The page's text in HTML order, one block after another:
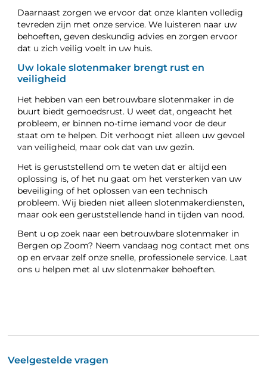
Daarnaast zorgen we ervoor dat onze klanten volledig
tevreden zijn met onze service. We luisteren naar uw
behoeften, geven deskundig advies en zorgen ervoor
dat u zich veilig voelt in uw huis.
Uw lokale slotenmaker brengt rust en
veiligheid
Het hebben van een betrouwbare slotenmaker in de
buurt biedt gemoedsrust. U weet dat, ongeacht het
probleem, er binnen no-time iemand voor de deur
staat om te helpen. Dit verhoogt niet alleen uw gevoel
van veiligheid, maar ook dat van uw gezin.
Het is geruststellend om te weten dat er altijd een
oplossing is, of het nu gaat om het versterken van uw
beveiliging of het oplossen van een technisch
probleem. Wij bieden niet alleen slotenmakerdiensten,
maar ook een geruststellende hand in tijden van nood.
Bent u op zoek naar een betrouwbare slotenmaker in
Bergen op Zoom? Neem vandaag nog contact met ons
op en ervaar zelf onze snelle, professionele service. Laat
ons u helpen met al uw slotenmaker behoeften.
Veelgestelde vragen